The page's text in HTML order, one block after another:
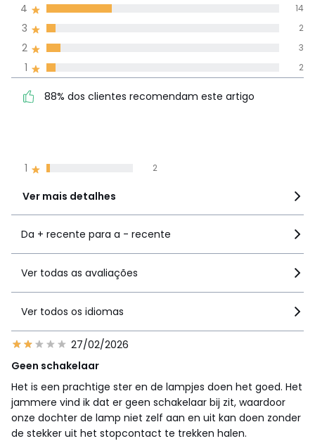
1 2
recomendam este artigo
Ver mais detalhes
1 2
2 3
3 2
4 14
88% dos clientes recomendam este artigo
Da + recente para a - recente
Ver todas as avaliações
Ver todos os idiomas
27/02/2026
Geen schakelaar
Het is een prachtige ster en de lampjes doen het goed. Het
jammere vind ik dat er geen schakelaar bij zit, waardoor
onze dochter de lamp niet zelf aan en uit kan doen zonder
de stekker uit het stopcontact te trekken halen.